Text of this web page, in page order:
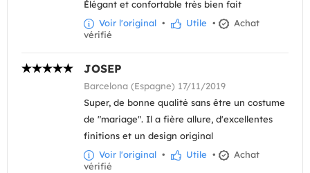
Élégant et confortable très bien fait
Voir l'original • Utile •
Achat
vérifié
JOSEP
Barcelona (Espagne) 17/11/2019
Super, de bonne qualité sans être un costume
de "mariage". Il a fière allure, d'excellentes
finitions et un design original
Voir l'original • Utile •
Achat
vérifié